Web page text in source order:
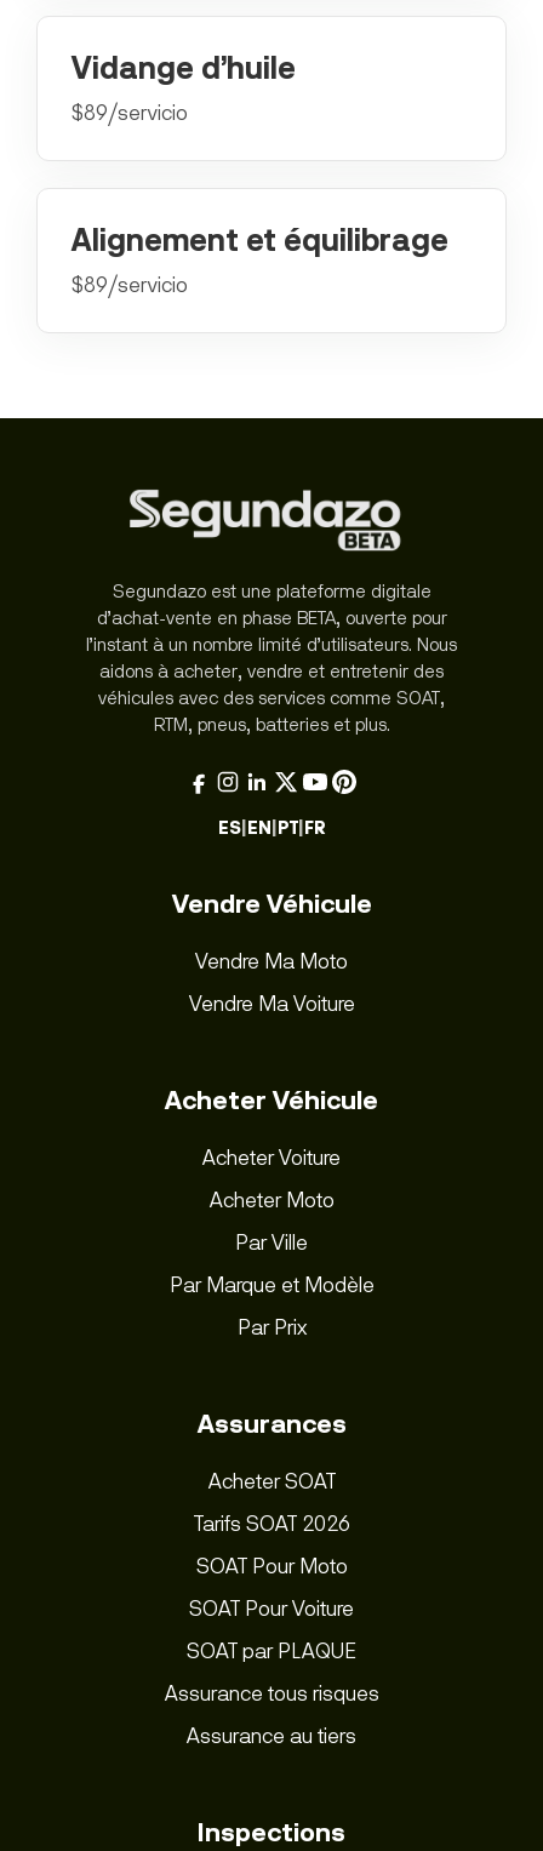
Vidange d’huile
$89/servicio
Alignement et équilibrage
$89/servicio
Segundazo est une plateforme digitale
d’achat-vente en phase BETA, ouverte pour
l’instant à un nombre limité d’utilisateurs. Nous
aidons à acheter, vendre et entretenir des
véhicules avec des services comme SOAT,
RTM, pneus, batteries et plus.
ES|EN|PT|FR
Vendre Véhicule
Vendre Ma Moto
Vendre Ma Voiture
Acheter Véhicule
Acheter Voiture
Acheter Moto
Par Ville
Par Marque et Modèle
Par Prix
Assurances
Acheter SOAT
Tarifs SOAT 2026
SOAT Pour Moto
SOAT Pour Voiture
SOAT par PLAQUE
Assurance tous risques
Assurance au tiers
Inspections